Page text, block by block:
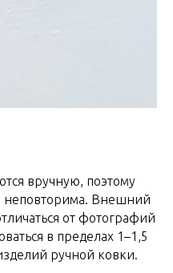
вручную, поэтому
неповторима. Внешний
от фотографий
в пределах 1–1,5
ручной ковки.